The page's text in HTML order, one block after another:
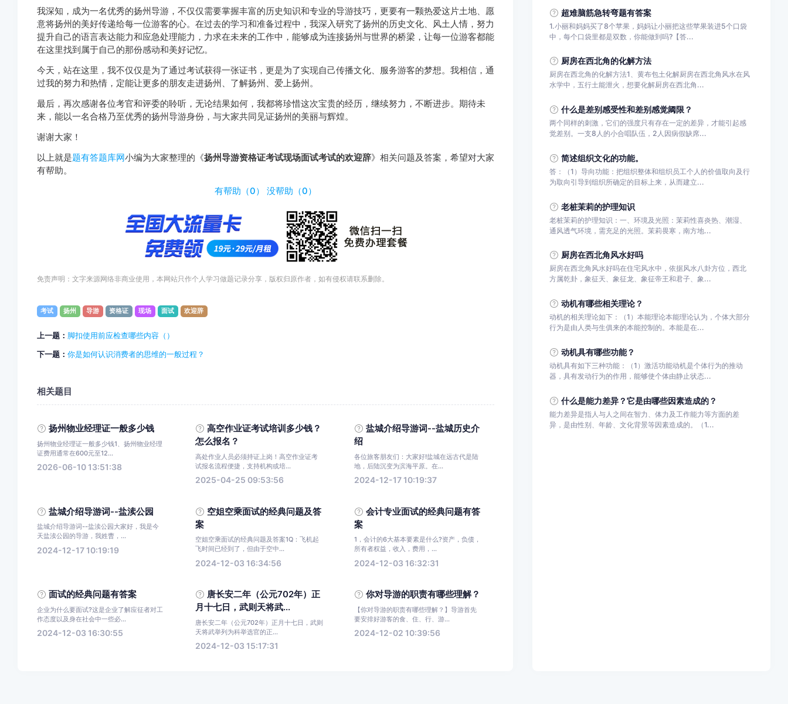
我深知，成为一名优秀的扬州导游，不仅仅需要掌握丰富的历史知识和专业的导游技巧，更要有一颗热爱这片土地、愿
意将扬州的美好传递给每一位游客的心。在过去的学习和准备过程中，我深入研究了扬州的历史文化、风土人情，努力
提升自己的语言表达能力和应急处理能力，力求在未来的工作中，能够成为连接扬州与世界的桥梁，让每一位游客都能
在这里找到属于自己的那份感动和美好记忆。
今天，站在这里，我不仅仅是为了通过考试获得一张证书，更是为了实现自己传播文化、服务游客的梦想。我相信，通
过我的努力和热情，定能让更多的朋友走进扬州、了解扬州、爱上扬州。
最后，再次感谢各位考官和评委的聆听，无论结果如何，我都将珍惜这次宝贵的经历，继续努力，不断进步。期待未
来，能以一名合格乃至优秀的扬州导游身份，与大家共同见证扬州的美丽与辉煌。
谢谢大家！
以上就是题有答题库网小编为大家整理的《扬州导游资格证考试现场面试考试的欢迎辞》相关问题及答案，希望对大家
有帮助。
有帮助（0） 没帮助（0）
免责声明：文字来源网络非商业使用，本网站只作个人学习做题记录分享，版权归原作者，如有侵权请联系删除。
考试 扬州 导游 资格证 现场 面试 欢迎辞
上一题： 脚扣使用前应检查哪些内容（）
下一题： 你是如何认识消费者的思维的一般过程？
相关题目
扬州物业经理证一般多少钱
扬州物业经理证一般多少钱1、扬州物业经理
证费用通常在600元至12...
2026-06-10 13:51:38
高空作业证考试培训多少钱？
怎么报名？
高处作业人员必须持证上岗！高空作业证考
试报名流程便捷，支持机构或培...
2025-04-25 09:53:56
盐城介绍导游词--盐城历史介
绍
各位旅客朋友们：大家好!盐城在远古代是陆
地，后陆沉变为滨海平原。在...
2024-12-17 10:19:37
盐城介绍导游词--盐渎公园
盐城介绍导游词--盐渎公园大家好，我是今
天盐渎公园的导游，我姓曹，...
2024-12-17 10:19:19
空姐空乘面试的经典问题及答
案
空姐空乘面试的经典问题及答案1Q：飞机起
飞时间已经到了，但由于空中...
2024-12-03 16:34:56
会计专业面试的经典问题有答
案
1，会计的6大基本要素是什么?资产，负债，
所有者权益，收入，费用，...
2024-12-03 16:32:31
面试的经典问题有答案
企业为什么要面试?这是企业了解应征者对工
作态度以及身在社会中一些必...
2024-12-03 16:30:55
唐长安二年（公元702年）正
月十七日，武则天将武...
唐长安二年（公元702年）正月十七日，武则
天将武举列为科举选官的正...
2024-12-03 15:17:31
你对导游的职责有哪些理解？
【你对导游的职责有哪些理解？】导游首先
要安排好游客的食、住、行、游...
2024-12-02 10:39:56
超难脑筋急转弯题有答案
1.小丽和妈妈买了8个苹果，妈妈让小丽把这些苹果装进5个口袋
中，每个口袋里都是双数，你能做到吗?【答...
厨房在西北角的化解方法
厨房在西北角的化解方法1、黄布包土化解厨房在西北角风水在风
水学中，五行土能泄火，想要化解厨房在西北角...
什么是差别感受性和差别感觉阈限？
两个同样的刺激，它们的强度只有存在一定的差异，才能引起感
觉差别。一支8人的小合唱队伍，2人因病假缺席...
简述组织文化的功能。
答：（1）导向功能：把组织整体和组织员工个人的价值取向及行
为取向引导到组织所确定的目标上来，从而建立...
老桩茉莉的护理知识
老桩茉莉的护理知识：一、环境及光照：茉莉性喜炎热、潮湿、
通风透气环境，需充足的光照。茉莉畏寒，南方地...
厨房在西北角风水好吗
厨房在西北角风水好吗在住宅风水中，依据风水八卦方位，西北
方属乾卦，象征天、象征龙、象征帝王和君子、象...
动机有哪些相关理论？
动机的相关理论如下：（1）本能理论本能理论认为，个体大部分
行为是由人类与生俱来的本能控制的。本能是在...
动机具有哪些功能？
动机具有如下三种功能：（1）激活功能动机是个体行为的推动
器，具有发动行为的作用，能够使个体由静止状态...
什么是能力差异？它是由哪些因素造成的？
能力差异是指人与人之间在智力、体力及工作能力等方面的差
异，是由性别、年龄、文化背景等因素造成的。（1...